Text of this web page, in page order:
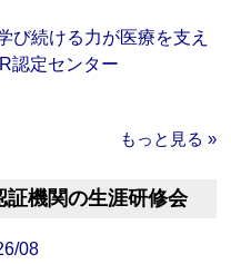
び続ける力が医療を支え
認定センター
もっと見る »
証機関の生涯研修会
08